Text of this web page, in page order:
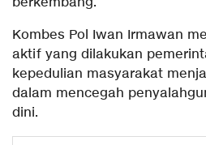
Kombes Pol Iwan Irmawan
aktif yang dilakukan
kepedulian masyarakat
dalam mencegah
dini.